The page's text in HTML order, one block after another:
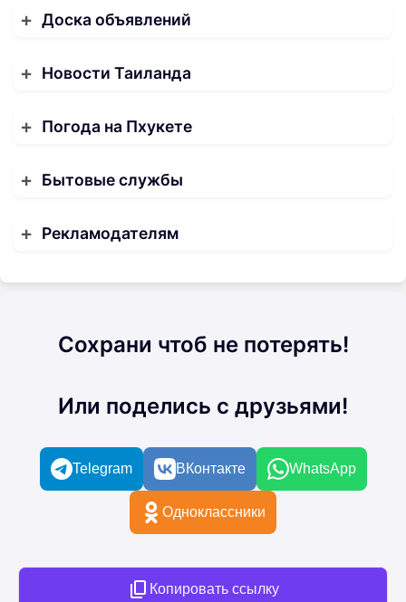
Доска объявлений
Новости Таиланда
Погода на Пхукете
Бытовые службы
Рекламодателям
Сохрани чтоб не потерять!
Или поделись с друзьями!
Telegram ВКонтакте WhatsApp
Одноклассники
Копировать ссылку